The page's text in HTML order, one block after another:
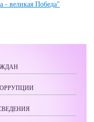
- великая Победа"